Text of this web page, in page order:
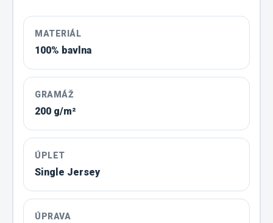
MATERIÁL
100% bavlna
GRAMÁŽ
200 g/m²
ÚPLET
Single Jersey
ÚPRAVA